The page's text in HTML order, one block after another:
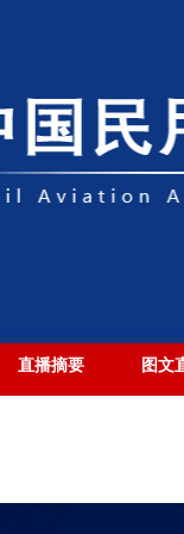
直播摘要 图文